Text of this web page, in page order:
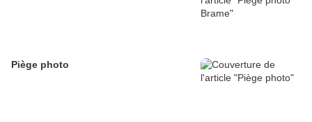
Piège photo